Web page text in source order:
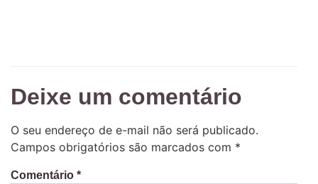
Deixe um comentário
O seu endereço de e-mail não será publicado.
Campos obrigatórios são marcados com *
Comentário *